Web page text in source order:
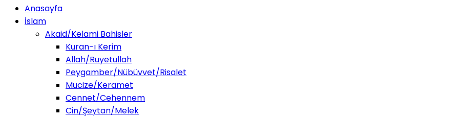
Anasayfa
İslam
Akaid/Kelami Bahisler
Kuran-ı Kerim
Allah/Ruyetullah
Peygamber/Nübüvvet/Risalet
Mucize/Keramet
Cennet/Cehennem
Cin/Şeytan/Melek